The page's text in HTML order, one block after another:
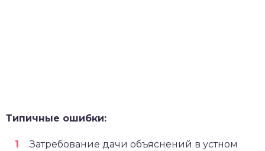
Типичные ошибки:
Затребование дачи объяснений в устном